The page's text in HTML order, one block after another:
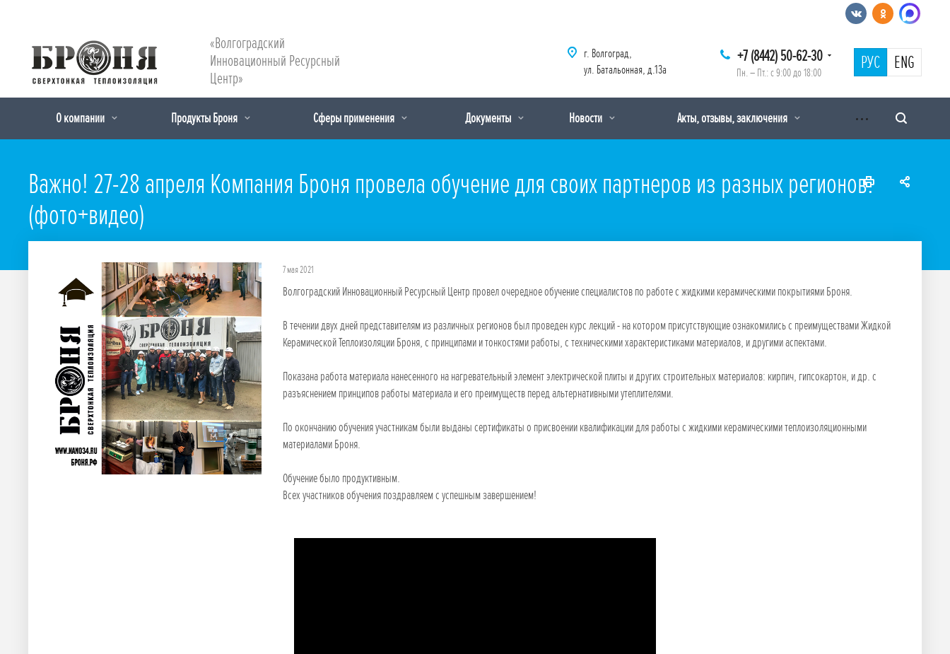
«Волгоградский
Инновационный Ресурсный
Центр»
+7 (8442) 50-62-30
Пн. – Пт.: с 9:00 до 18:00 РУС ENG
г. Волгоград,
ул. Батальонная, д.13а
О компании Продукты Броня Сферы применения Документы Новости Акты, отзывы, заключения
Важно! 27-28 апреля Компания Броня провела обучение для своих партнеров из разных регионов.
(фото+видео)
7 мая 2021
Волгоградский Инновационный Ресурсный Центр провел очередное обучение специалистов по работе с жидкими керамическими покрытиями Броня.
В течении двух дней представителям из различных регионов был проведен курс лекций - на котором присутствующие ознакомились с преимуществами Жидкой
Керамической Теплоизоляции Броня, с принципами и тонкостями работы, с техническими характеристиками материалов, и другими аспектами.
Показана работа материала нанесенного на нагревательный элемент электрической плиты и других строительных материалов: кирпич, гипсокартон, и др. с
разъяснением принципов работы материала и его преимуществ перед альтернативными утеплителями.
По окончанию обучения участникам были выданы сертификаты о присвоении квалификации для работы с жидкими керамическими теплоизоляционными
материалами Броня.
Обучение было продуктивным.
Всех участников обучения поздравляем с успешным завершением!